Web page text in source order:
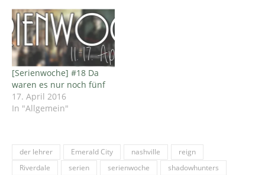
[Serienwoche] #18 Da
waren es nur noch fünf
17. April 2016
In "Allgemein"
der lehrer Emerald City nashville
reign
Riverdale
serien serienwoche
shadowhunters